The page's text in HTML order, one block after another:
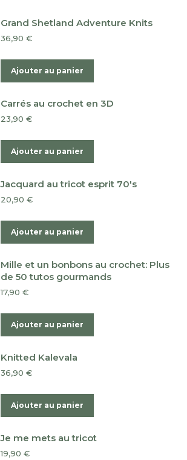
Grand Shetland Adventure Knits
36,90 €
Ajouter au panier
Carrés au crochet en 3D
23,90 €
Ajouter au panier
Jacquard au tricot esprit 70's
20,90 €
Ajouter au panier
Mille et un bonbons au crochet: Plus
de 50 tutos gourmands
17,90 €
Ajouter au panier
Knitted Kalevala
36,90 €
Ajouter au panier
Je me mets au tricot
19,90 €